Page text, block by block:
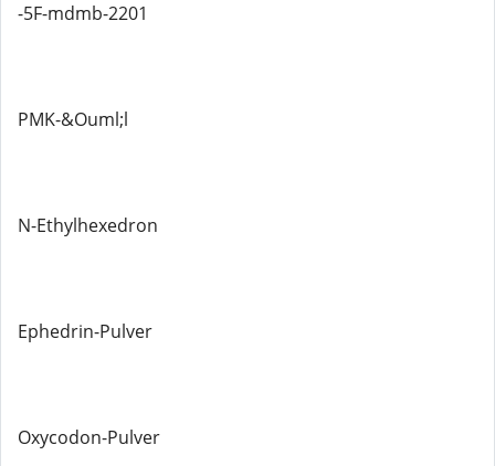
-5F-mdmb-2201
PMK-&Ouml;l
N-Ethylhexedron
Ephedrin-Pulver
Oxycodon-Pulver